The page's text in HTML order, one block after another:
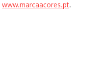
www.marcaacores.pt.